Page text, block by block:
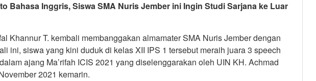
Bahasa Inggris, Siswa SMA Nuris Jember ini Ingin Studi Sarjana ke Luar
Khannur T. kembali membanggakan almamater SMA Nuris Jember dengan
ini, siswa yang kini duduk di kelas XII IPS 1 tersebut meraih juara 3 speech
ajang Ma’rifah ICIS 2021 yang diselenggarakan oleh UIN KH. Achmad
2021 kemarin.